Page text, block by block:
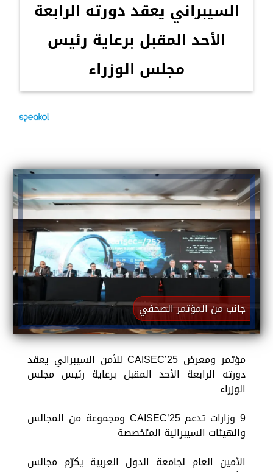
السيبراني يعقد دورته الرابعة
الأحد المقبل برعاية رئيس
مجلس الوزراء
جانب من المؤتمر الصحفي
مؤتمر ومعرض CAISEC’25 للأمن السيبراني يعقد
دورته الرابعة الأحد المقبل برعاية رئيس مجلس
الوزراء
9 وزارات تدعم CAISEC’25 ومجموعة من المجالس
والهيئات السيبرانية المتخصصة
الأمين العام لجامعة الدول العربية يكرّم مجالس